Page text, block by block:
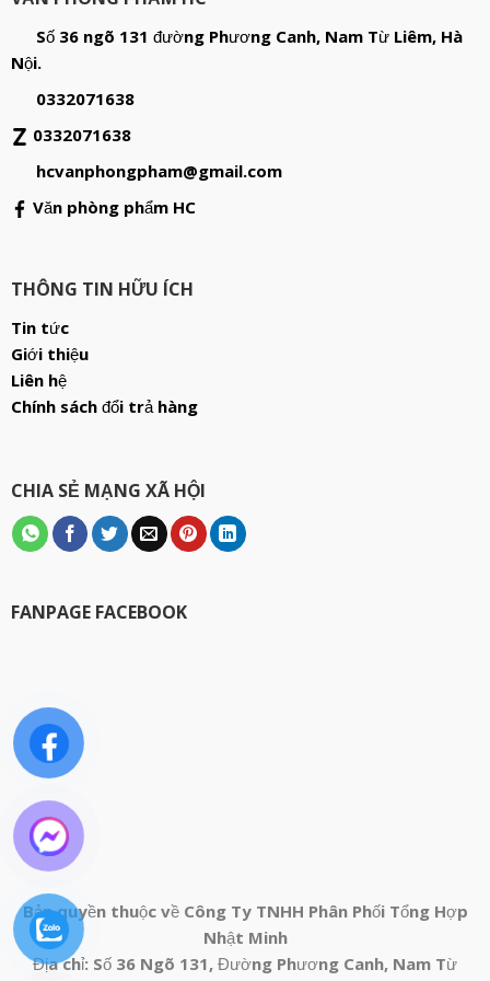
Số 36 ngõ 131 đường Phương Canh, Nam Từ Liêm, Hà
Nội.
0332071638
0332071638
hcvanphongpham@gmail.com
Văn phòng phẩm HC
THÔNG TIN HỮU ÍCH
Tin tức
Giới thiệu
Liên hệ
Chính sách đổi trả hàng
CHIA SẺ MẠNG XÃ HỘI
FANPAGE FACEBOOK
Bản quyền thuộc về Công Ty TNHH Phân Phối Tổng Hợp
Nhật Minh
Địa chỉ: Số 36 Ngõ 131, Đường Phương Canh, Nam Từ